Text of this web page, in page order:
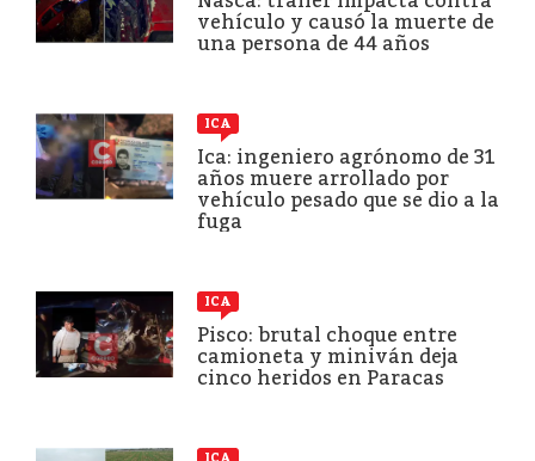
vehículo y causó la muerte de
una persona de 44 años
ICA
Ica: ingeniero agrónomo de 31
años muere arrollado por
vehículo pesado que se dio a la
fuga
ICA
Pisco: brutal choque entre
camioneta y miniván deja
cinco heridos en Paracas
ICA